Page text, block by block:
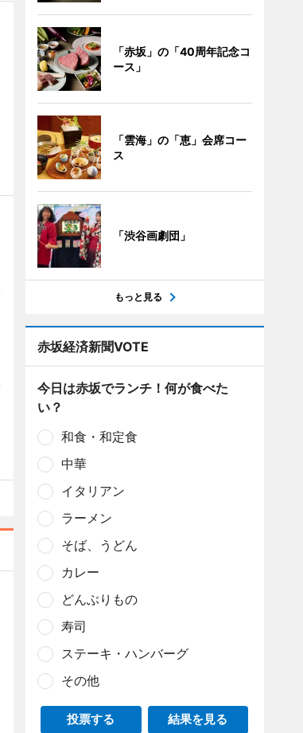
「赤坂」の「40周年記念コ
ース」
「雲海」の「恵」会席コー
ス
「渋谷画劇団」
もっと見る
赤坂経済新聞VOTE
今日は赤坂でランチ！何が食べた
い？
和食・和定食
中華
イタリアン
ラーメン
そば、うどん
カレー
どんぶりもの
寿司
ステーキ・ハンバーグ
その他
投票する 結果を見る